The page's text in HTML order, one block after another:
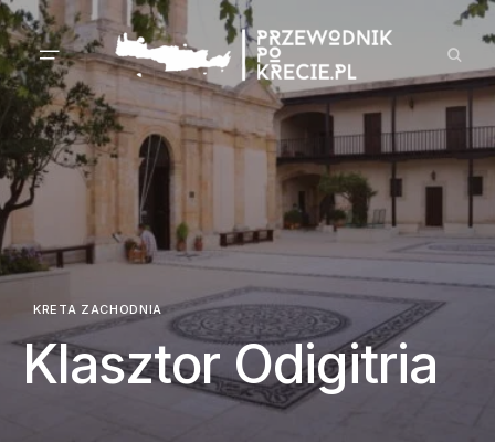
KRETA ZACHODNIA
Klasztor Odigitria